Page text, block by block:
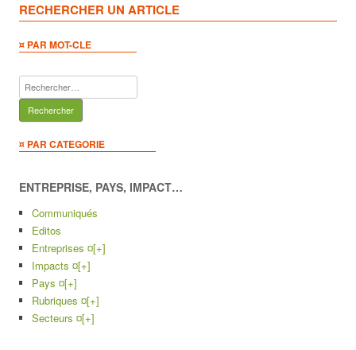
RECHERCHER UN ARTICLE
¤ PAR MOT-CLE
Rechercher :
¤ PAR CATEGORIE
ENTREPRISE, PAYS, IMPACT…
Communiqués
Editos
Entreprises ¤[+]
Impacts ¤[+]
Pays ¤[+]
Rubriques ¤[+]
Secteurs ¤[+]